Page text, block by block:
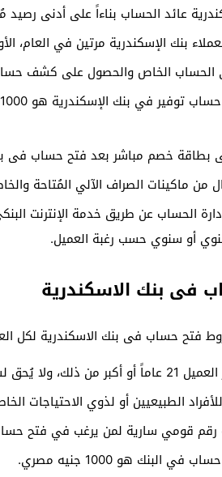
عائد الحساب بناءاً على أدنى رصيد
بنك الإسكندرية مرتين في العام،
الحساب الخاص والحصول على كشف
بطاقة خصم مباشر بعد فتح حساب فى
من ماكينات الصراف الآلي المُتاحة
الحساب عن طريق خدمة الإنترنت
أو سنوي حسب رغبة العميل.
فى بنك الاسكندرية
فتح حساب فى بنك الاسكندرية لكل
العمر فتح حساب في البنك.
الطبيعيين أو لذوي الاحتياجات
رقم قومي سارية لمن يرغب في فتح
البنك هو 1000 جنيه مصري.